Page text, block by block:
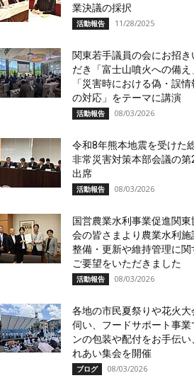
業決議の採択
活動報告 11/28/2025
関東若手議員の会にお招き
だき「富士山噴火への備え
「災害時における偽・誤
の対応」をテーマに講演
活動報告 08/03/2026
令和8年熊本地震を受けた
非常災害対策本部会議の第
出席
活動報告 08/03/2026
国営農業水利事業促進関東
会の皆さまより農業水利施
整備・更新や維持管理に関
ご要望をいただきました
活動報告 08/03/2026
各地の市民夏祭りや花火大
伺い、フードサポート事業
ンの包装や配付をお手伝い
れあい集会を開催
ブログ 08/03/2026